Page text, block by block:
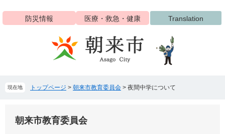
ジ
ュ
防災情報 医療・救急・健康 Translation
現在地 トップページ > 朝来市教育委員会 > 夜間中学について
朝来市教育委員会